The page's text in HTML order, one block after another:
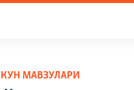
КУН МАВЗУЛАРИ